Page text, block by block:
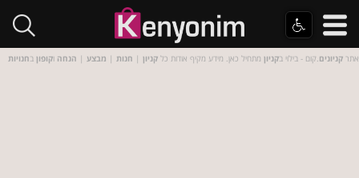
אתר קניונים.קום - בילוי בקניון מתחיל כאן. מידע מקיף אודות כל קניון | חנות | מבצע | הנחה וקופון בחנויות